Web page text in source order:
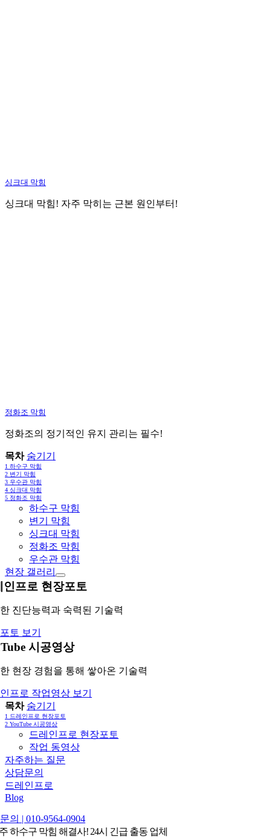
싱크대 막힘
싱크대 막힘! 자주 막히는 근본 원인부터!
정화조 막힘
정화조의 정기적인 유지 관리는 필수!
목차 숨기기
1 하수구 막힘
2 변기 막힘
3 우수관 막힘
4 싱크대 막힘
5 정화조 막힘
하수구 막힘
변기 막힘
싱크대 막힘
정화조 막힘
우수관 막힘
현장 갤러리
인프로 현장포토
진단능력과 숙력된 기술력
토 보기
시공영상
현장 경험을 통해 쌓아온 기술력
프로 작업영상 보기
목차 숨기기
1 드레인프로 현장포토
2 YouTube 시공영상
드레인프로 현장포토
작업 동영상
자주하는 질문
상담문의
드레인프로
Blog
의 | 010-9564-0904
하수구 막힘 해결사! 24시 긴급 출동 업체